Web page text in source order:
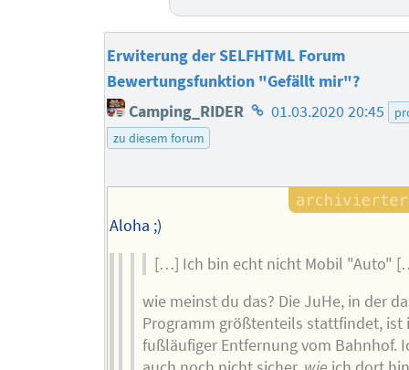
Erwiterung der SELFHTML Forum
Bewertungsfunktion "Gefällt mir"?
Camping_RIDER Homepage
01.03.2020 20:45
zu diesem forum
Aloha ;)
[…] Ich bin echt nicht Mobil "Auto"
wie meinst du das? Die JuHe, in der
Programm größtenteils stattfindet, ist
fußläufiger Entfernung vom Bahnhof.